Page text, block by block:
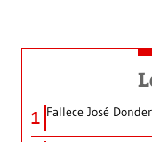
1 Fallece José